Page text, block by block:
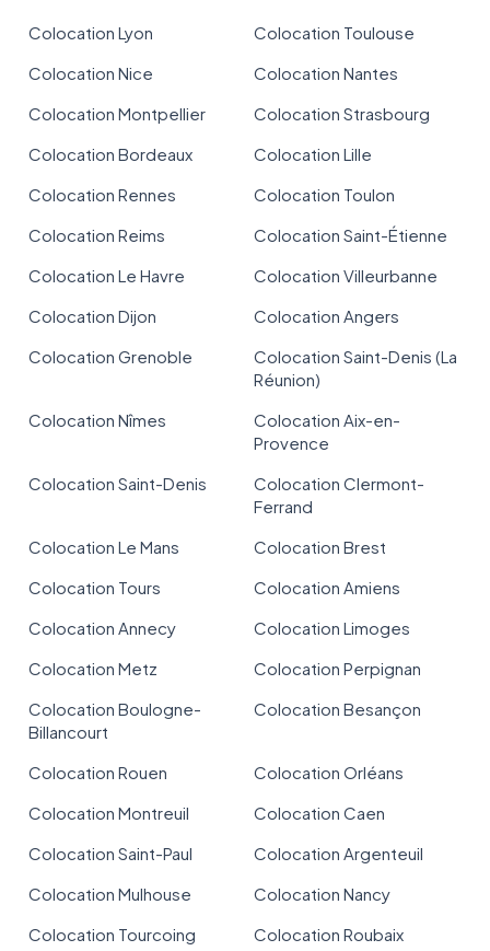
Colocation Lyon
Colocation Toulouse
Colocation Nice
Colocation Nantes
Colocation Montpellier
Colocation Strasbourg
Colocation Bordeaux
Colocation Lille
Colocation Rennes
Colocation Toulon
Colocation Reims
Colocation Saint-Étienne
Colocation Le Havre
Colocation Villeurbanne
Colocation Dijon
Colocation Angers
Colocation Grenoble
Colocation Saint-Denis (La
Réunion)
Colocation Nîmes
Colocation Aix-en-
Provence
Colocation Saint-Denis
Colocation Clermont-
Ferrand
Colocation Le Mans
Colocation Brest
Colocation Tours
Colocation Amiens
Colocation Annecy
Colocation Limoges
Colocation Metz
Colocation Perpignan
Colocation Boulogne-
Billancourt
Colocation Besançon
Colocation Rouen
Colocation Orléans
Colocation Montreuil
Colocation Caen
Colocation Saint-Paul
Colocation Argenteuil
Colocation Mulhouse
Colocation Nancy
Colocation Tourcoing
Colocation Roubaix